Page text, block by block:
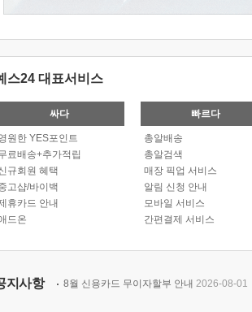
스24 대표서비스
싸다
원한 YES포인트
료배송+추가적립
규회원 혜택
고샵/바이백
휴카드 안내
드온
빠르다
총알배송
총알검색
매장 픽업 서비스
알림 신청 안내
모바일 서비스
간편결제 서비스
지사항 8월 신용카드 무이자할부 안내 2026-08-01